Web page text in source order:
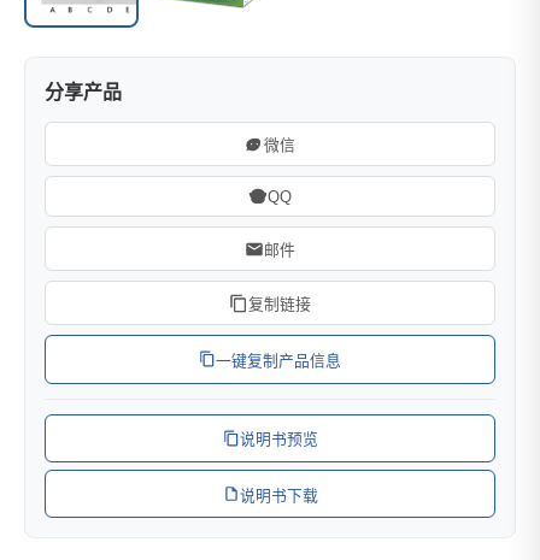
分享产品
微信
QQ
邮件
复制链接
一键复制产品信息
说明书预览
说明书下载